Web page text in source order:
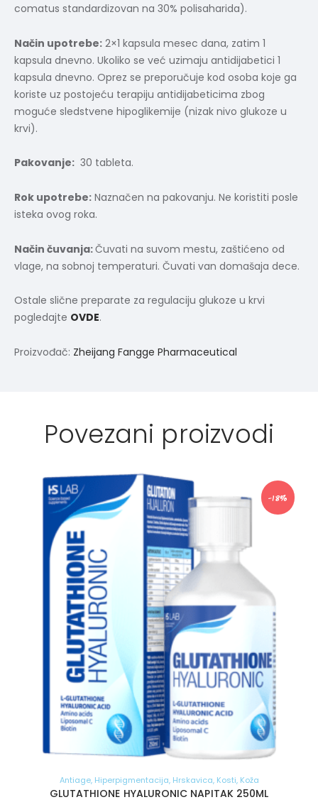
comatus standardizovan na 30% polisaharida).
Način upotrebe: 2×1 kapsula mesec dana, zatim 1
kapsula dnevno. Ukoliko se već uzimaju antidijabetici 1
kapsula dnevno. Oprez se preporučuje kod osoba koje ga
koriste uz postojeću terapiju antidijabeticima zbog
moguće sledstvene hipoglikemije (nizak nivo glukoze u
krvi).
Pakovanje: 30 tableta.
Rok upotrebe: Naznačen na pakovanju. Ne koristiti posle
isteka ovog roka.
Način čuvanja:Čuvati na suvom mestu, zaštićeno od
vlage, na sobnoj temperaturi. Čuvati van domašaja dece.
Ostale slične preparate za regulaciju glukoze u krvi
pogledajte OVDE.
Proizvođač: Zheijang Fangge Pharmaceutical
Povezani proizvodi
-18%
Antiage, Hiperpigmentacija, Hrskavica, Kosti, Koža
GLUTATHIONE HYALURONIC NAPITAK 250ML